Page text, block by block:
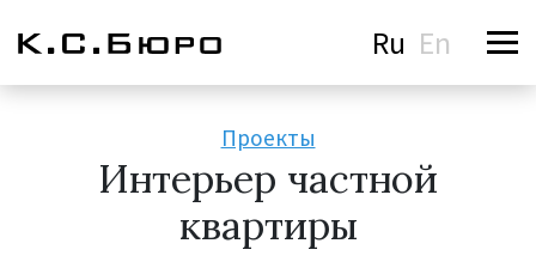
Ru En
Проекты
Интерьер частной
квартиры